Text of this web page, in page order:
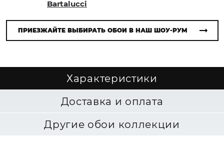
Bartalucci
ПРИЕЗЖАЙТЕ ВЫБИРАТЬ ОБОИ В НАШ ШОУ-РУМ
Характеристики
Доставка и оплата
Другие обои коллекции